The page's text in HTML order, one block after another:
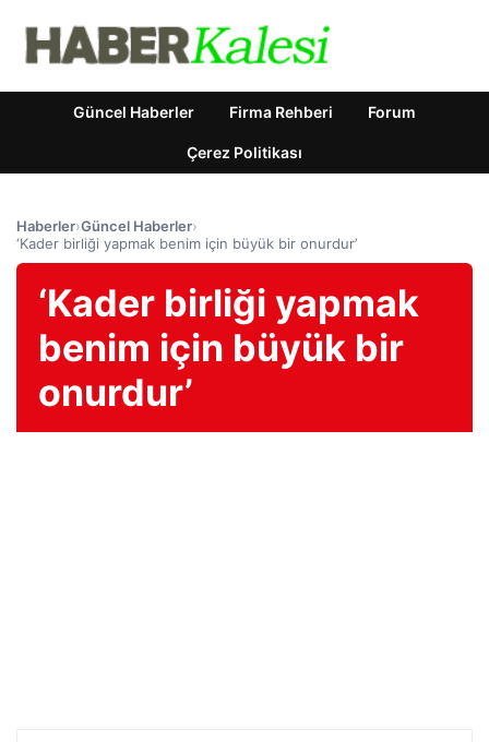
Güncel Haberler Firma Rehberi Forum
Çerez Politikası
Haberler›Güncel Haberler›
‘Kader birliği yapmak benim için büyük bir onurdur’
‘Kader birliği yapmak
benim için büyük bir
onurdur’